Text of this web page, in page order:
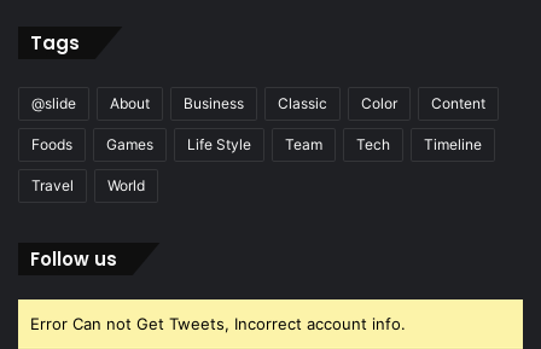
Tags
@slide About Business Classic Color Content
Foods Games Life Style Team Tech Timeline
Travel World
Follow us
Error Can not Get Tweets, Incorrect account info.